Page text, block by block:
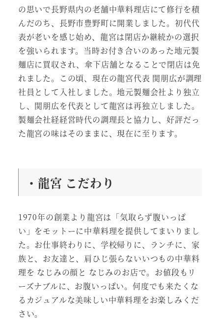
の思いで長野県内の老舗中華料理店にて修行を積
んだのち、長野市豊野町に開業しました。初代代
表が老いを感じ始め、龍宮は閉店か継続かの選択
を強いられます。当時お付き合いのあった地元製
麺店に買収され、傘下店舗となることで閉店は免
れました。この頃、現在の龍宮代表 関朋広が調理
社員として入社しました。地元製麺会社より独立
し、関朋広を代表として龍宮は再独立しました。
製麺会社経経営時代の調理長と協力し、好評だっ
た龍宮の味はそのままに、現在に至ります。
・龍宮 こだわり
1970年の創業より龍宮は「気取らず腹いっぱ
い」をモットーに中華料理を提供してまいりまし
た。お仕事終わりに、学校帰りに、ランチに、家
族と、お友達と、肩ひじ張らないいつもの中華料
理を なじみの顔と なじみのお店で。お値段もリ
ーズナブルに、お腹いっぱい。何度でも来たくな
るカジュアルな美味しい中華料理をお楽しみくだ
さい。